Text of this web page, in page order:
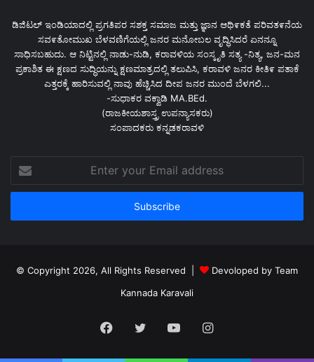
ಡಿಜಿಟಲ್ ಇಂಡಿಯಾದಲ್ಲಿ ಪ್ರಗತಿಪರ ಸಶಕ್ತ ಸಮಾಜ ಮತ್ತು ಜ್ಞಾನ ಆಥಿ೯ಕತೆ ಪರಿವತ೯ನೆಯ
ಸವ೯ತೋಮುಖ ಬೆಳವಣಿಗೆಯಲ್ಲಿ ಜನರ ಮನೋಬಲ ವೃದ್ಧಿಸಿದರೆ ಏನನ್ನೂ
ಸಾಧಿಸಬಹುದು. ಆ ನಿಟ್ಟಿನಲ್ಲಿ ನಾಡು-ನುಡಿ, ಕರಾವಳಿಯ ಸಂಸ್ಕೃತಿ ಸತ್ಯ -ನಿತ್ಯ, ಜನ-ಮನ
ಪ್ರಕಾಶಿತ ಈ ಕ್ಷಣದ ಸುದ್ಧಿಯನ್ನು ಕ್ಷಣಮಾತ್ರದಲ್ಲಿ ತಲುಪಿಸಿ, ಕರಾವಳಿ ಜನರ ಕೀತಿ೯ ಪತಾಕೆ
ಎತ್ತರಕ್ಕೆ ಹಾರಿಸುವಲ್ಲಿ ನಾವು ಹೆಚ್ಚಿಸಿದ ದೀಪ ಜನರ ಮುಂದೆ ಬೆಳಗಲಿ...
-ಸುಧಾಕರ ವಕ್ವಾಡಿ MA.BEd.
(ರಾಜಕೀಯಶಾಸ್ತ್ರ ಉಪನ್ಯಾಸಕರು)
ಸಂಪಾದಕರು ಕನ್ನಡಕರಾವಳಿ
your
Email
© Copyright 2026, All Rights Reserved |
Devoloped by Team
Kannada Karavali
Facebook
TwitterYouTubeInstagram